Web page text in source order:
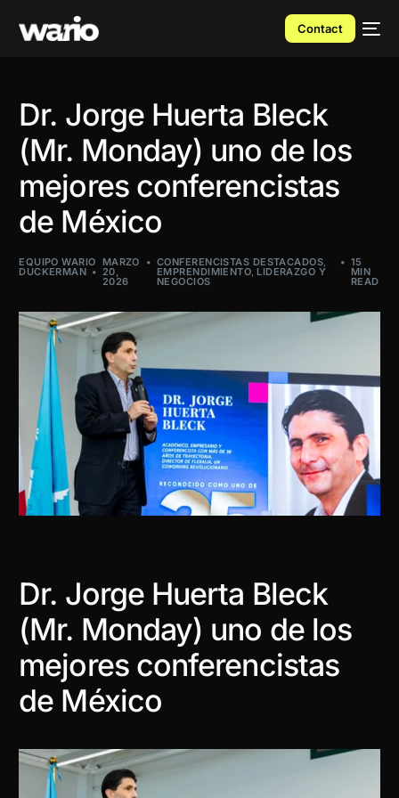
Contact
Dr. Jorge Huerta Bleck
(Mr. Monday) uno de los
mejores conferencistas
de México
EQUIPO WARIO
DUCKERMAN
MARZO
20,
2026
CONFERENCISTAS DESTACADOS,
EMPRENDIMIENTO,LIDERAZGO Y
NEGOCIOS
15
MIN
READ
Dr. Jorge Huerta Bleck
(Mr. Monday) uno de los
mejores conferencistas
de México